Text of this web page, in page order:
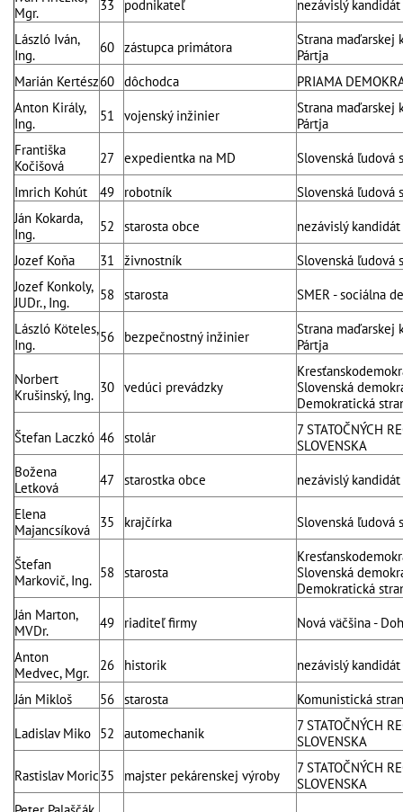
Mgr.
33 podnikateľ
nezávislý kandidát
László Iván,
Ing.
60 zástupca primátora
Strana maďarskej
Pártja
Marián Kertész60 dôchodca
PRIAMA
Anton Király,
Ing.
51 vojenský inžinier
Strana maďarskej
Pártja
Františka
Kočišová
27 expedientka na MD
Slovenská ľudová
Imrich Kohút
49 robotník
Slovenská ľudová
Ján Kokarda,
Ing.
52 starosta obce
nezávislý kandidát
Jozef Koňa
31 živnostník
Slovenská ľudová
Jozef Konkoly,
JUDr., Ing.
58 starosta
SMER - sociálna
László Köteles,
Ing.
56 bezpečnostný inžinier
Strana maďarskej
Pártja
Norbert
Krušinský, Ing. 30 vedúci prevádzky
Slovenská
Demokratická
Štefan Laczkó 46 stolár
7 STATOČNÝCH
SLOVENSKA
Božena
Letková
47 starostka obce
nezávislý kandidát
Elena
Majancsíková
35 krajčírka Slovenská ľudová
Štefan
Markovič, Ing. 58 starosta
Slovenská
Demokratická
Ján Marton,
MVDr.
49 riaditeľ firmy
Nová väčšina -
Anton
Medvec, Mgr.
26 historik
nezávislý kandidát
Ján Mikloš
56 starosta
Komunistická
Ladislav Miko 52 automechanik
7 STATOČNÝCH
SLOVENSKA
Rastislav Moric35 majster pekárenskej výroby
7 STATOČNÝCH
SLOVENSKA